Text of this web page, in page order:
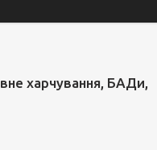
харчування, БАДи,